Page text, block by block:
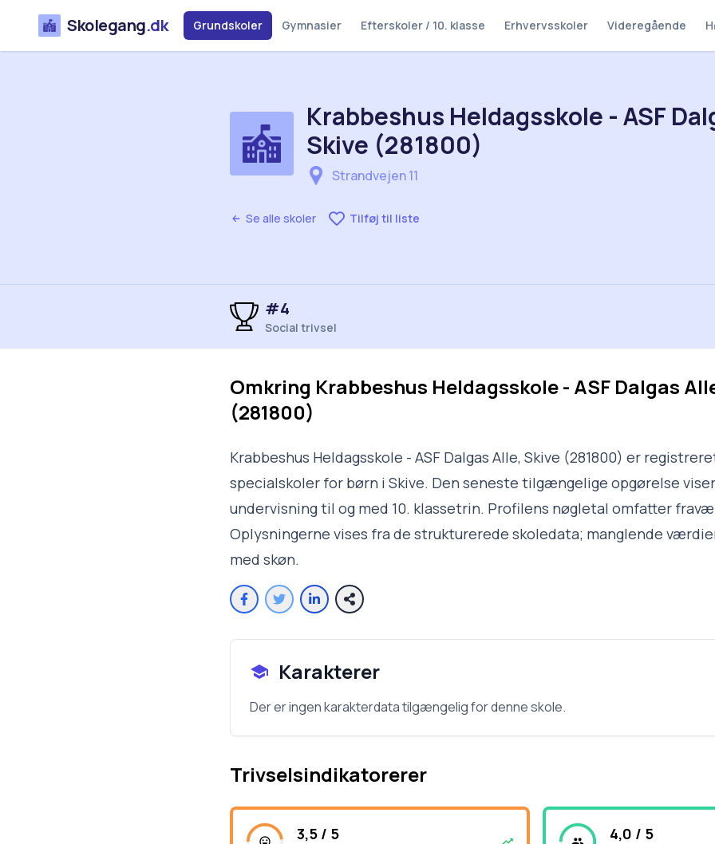
Skolegang.dk Grundskoler Gymnasier Efterskoler / 10. klasse Erhvervsskoler Videregående
Se alle skoler Tilføj til liste
Krabbeshus Heldagsskole - ASF
Skive (281800)
Strandvejen 11
#4
Social trivsel
Omkring Krabbeshus Heldagsskole - ASF Dalgas
(281800)
Krabbeshus Heldagsskole - ASF Dalgas Alle, Skive (281800) er
specialskoler for børn i Skive. Den seneste tilgængelige opgørelse
undervisning til og med 10. klassetrin. Profilens nøgletal omfatter
Oplysningerne vises fra de strukturerede skoledata; manglende
med skøn.
Karakterer
Der er ingen karakterdata tilgængelig for denne skole.
Trivselsindikatorerer
3,5 / 5 4,0 / 5